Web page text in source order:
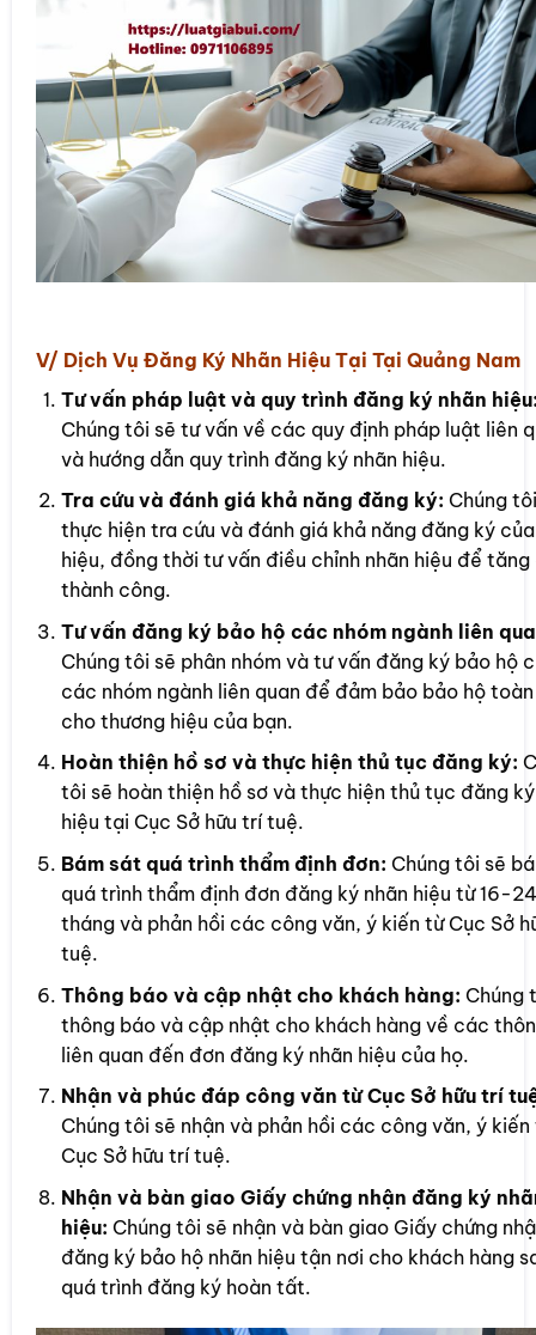
V/ Dịch Vụ Đăng Ký Nhãn Hiệu Tại Tại Quảng Nam
Tư vấn pháp luật và quy trình đăng ký nhãn
Chúng tôi sẽ tư vấn về các quy định pháp luật liên
và hướng dẫn quy trình đăng ký nhãn hiệu.
Tra cứu và đánh giá khả năng đăng ký: Chúng
thực hiện tra cứu và đánh giá khả năng đăng ký
hiệu, đồng thời tư vấn điều chỉnh nhãn hiệu để tăng
thành công.
Tư vấn đăng ký bảo hộ các nhóm ngành liên
Chúng tôi sẽ phân nhóm và tư vấn đăng ký bảo hộ
các nhóm ngành liên quan để đảm bảo bảo hộ
cho thương hiệu của bạn.
Hoàn thiện hồ sơ và thực hiện thủ tục đăng ký:
tôi sẽ hoàn thiện hồ sơ và thực hiện thủ tục đăng
hiệu tại Cục Sở hữu trí tuệ.
Bám sát quá trình thẩm định đơn: Chúng tôi sẽ
quá trình thẩm định đơn đăng ký nhãn hiệu từ 16-24
tháng và phản hồi các công văn, ý kiến từ Cục Sở
tuệ.
Thông báo và cập nhật cho khách hàng: Chúng
thông báo và cập nhật cho khách hàng về các
liên quan đến đơn đăng ký nhãn hiệu của họ.
Nhận và phúc đáp công văn từ Cục Sở hữu trí
Chúng tôi sẽ nhận và phản hồi các công văn, ý kiến
Cục Sở hữu trí tuệ.
Nhận và bàn giao Giấy chứng nhận đăng ký
hiệu: Chúng tôi sẽ nhận và bàn giao Giấy chứng
đăng ký bảo hộ nhãn hiệu tận nơi cho khách hàng
quá trình đăng ký hoàn tất.